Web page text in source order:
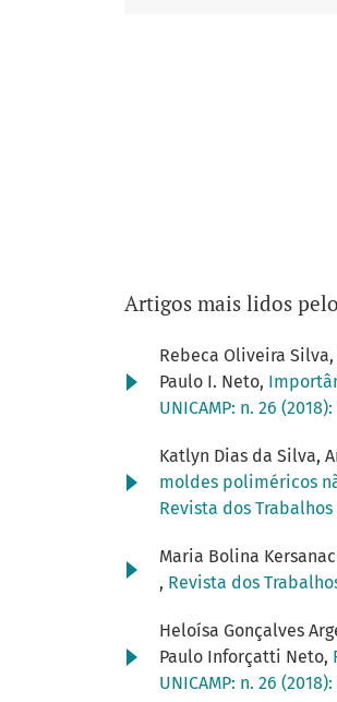
Artigos mais lidos
Rebeca Oliveira
Paulo I. Neto,
UNICAMP: n. 26
Katlyn Dias da Silva,
moldes poliméricos
Revista dos
Maria Bolina
, Revista dos
Heloísa Gonçalves
Paulo Inforçatti Neto,
UNICAMP: n. 26